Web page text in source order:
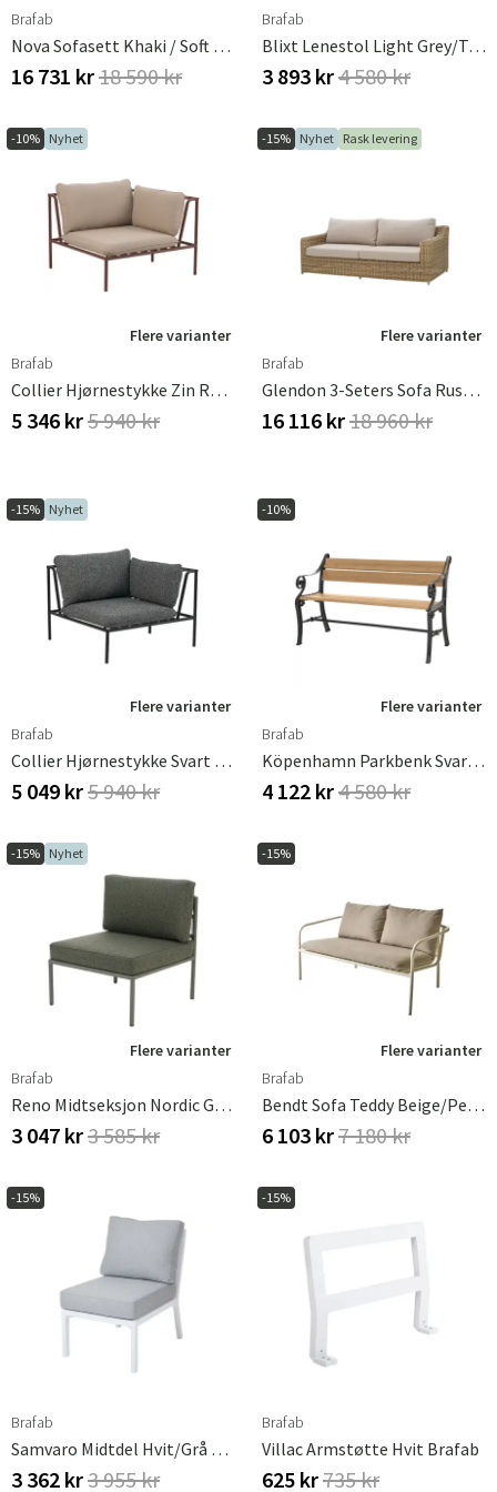
Brafab
Nova Sofasett Khaki / Soft Dusk
16 731 kr18 590 kr
Brafab
Blixt Lenestol Light Grey/Teddy Verde
3 893 kr4 580 kr
-10% Nyhet
Flere varianter
Brafab
Collier Hjørnestykke Zin Red / Teddy Beige
5 346 kr5 940 kr
-15% Nyhet Rask levering
Flere varianter
Brafab
Glendon 3-Seters Sofa Rustic / Beige
16 116 kr18 960 kr
-15% Nyhet
Flere varianter
Brafab
Collier Hjørnestykke Svart / Teddy Ant
5 049 kr5 940 kr
-10%
Flere varianter
Brafab
Köpenhamn Parkbenk Svart/brun
4 122 kr4 580 kr
-15% Nyhet
Flere varianter
Brafab
Reno Midtseksjon Nordic Green / Raw Avocado
3 047 kr3 585 kr
-15%
Flere varianter
Brafab
Bendt Sofa Teddy Beige/Pearl White
6 103 kr7 180 kr
-15%
Brafab
Samvaro Midtdel Hvit/grå Brafab
3 362 kr3 955 kr
-15%
Brafab
Villac Armstøtte Hvit Brafab
625 kr735 kr